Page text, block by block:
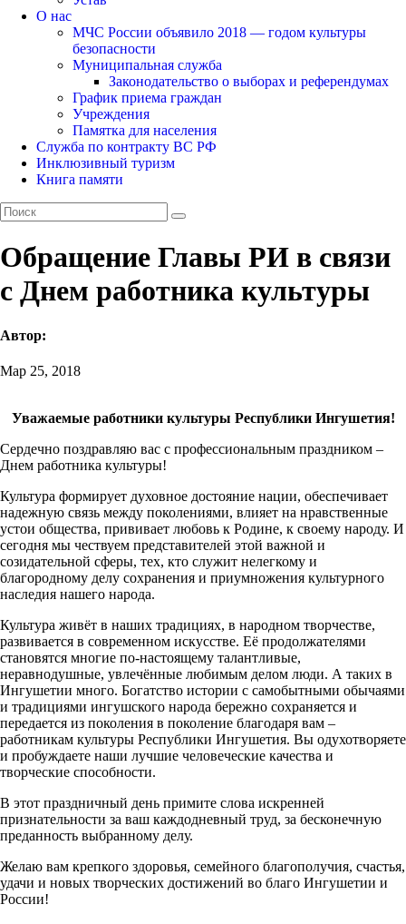
О нас
МЧС России объявило 2018 — годом культуры
безопасности
Муниципальная служба
Законодательство о выборах и референдумах
График приема граждан
Учреждения
Памятка для населения
Служба по контракту ВС РФ
Инклюзивный туризм
Книга памяти
Обращение Главы РИ в связи
с Днем работника культуры
Автор:
Мар 25, 2018
Уважаемые работники культуры Республики Ингушетия!
Сердечно поздравляю вас с профессиональным праздником –
Днем работника культуры!
Культура формирует духовное достояние нации, обеспечивает
надежную связь между поколениями, влияет на нравственные
устои общества, прививает любовь к Родине, к своему народу. И
сегодня мы чествуем представителей этой важной и
созидательной сферы, тех, кто служит нелегкому и
благородному делу сохранения и приумножения культурного
наследия нашего народа.
Культура живёт в наших традициях, в народном творчестве,
развивается в современном искусстве. Её продолжателями
становятся многие по-настоящему талантливые,
неравнодушные, увлечённые любимым делом люди. А таких в
Ингушетии много. Богатство истории с самобытными обычаями
и традициями ингушского народа бережно сохраняется и
передается из поколения в поколение благодаря вам –
работникам культуры Республики Ингушетия. Вы одухотворяете
и пробуждаете наши лучшие человеческие качества и
творческие способности.
В этот праздничный день примите слова искренней
признательности за ваш каждодневный труд, за бесконечную
преданность выбранному делу.
Желаю вам крепкого здоровья, семейного благополучия, счастья,
удачи и новых творческих достижений во благо Ингушетии и
России!